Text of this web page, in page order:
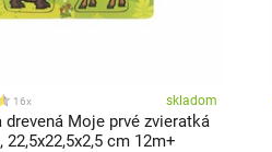
16x skladom
drevená Moje prvé zvieratká
22,5x22,5x2,5 cm 12m+